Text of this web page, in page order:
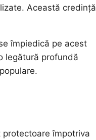
Această credință
împiedică pe acest
legătură profundă
împotriva